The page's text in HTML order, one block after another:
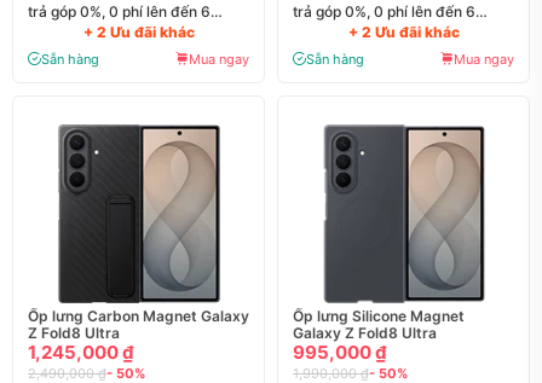
trả góp 0%, 0 phí lên đến 6
+ 2 Ưu đãi khác
Sẵn hàng Mua ngay
trả góp 0%, 0 phí lên đến 6
+ 2 Ưu đãi khác
Sẵn hàng Mua ngay
Ốp lưng Carbon Magnet Galaxy
Z Fold8 Ultra
1,245,000 ₫
2,490,000 ₫- 50%
Ốp lưng Silicone Magnet
Galaxy Z Fold8 Ultra
995,000 ₫
1,990,000 ₫- 50%